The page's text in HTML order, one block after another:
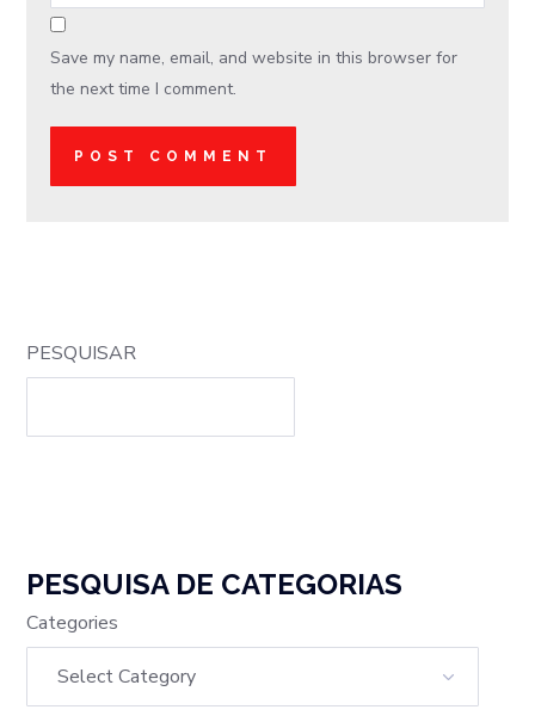
Save my name, email, and website in this browser for
the next time I comment.
PESQUISAR
PESQUISA DE CATEGORIAS
Categories